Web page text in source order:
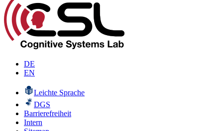
DE
EN
Leichte Sprache
DGS
Barrierefreiheit
Intern